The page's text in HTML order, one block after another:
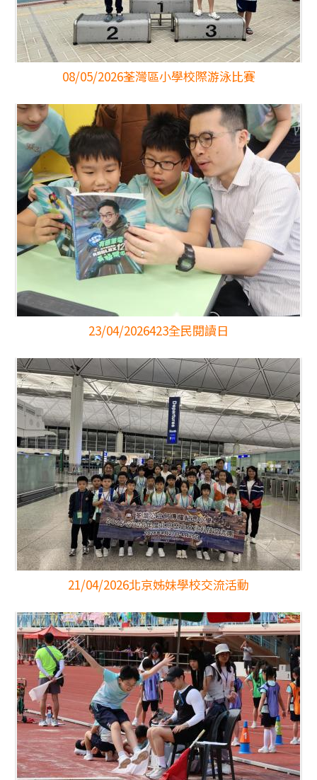
08/05/2026荃灣區小學校際游泳比賽
23/04/2026423全民閱讀日
21/04/2026北京姊妹學校交流活動